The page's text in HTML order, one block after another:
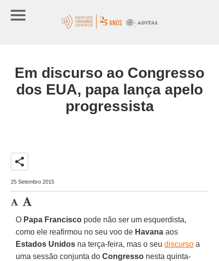
Em discurso ao Congresso
dos EUA, papa lança apelo
progressista
share
25 Setembro 2015
O Papa Francisco pode não ser um esquerdista,
como ele reafirmou no seu voo de Havana aos
Estados Unidos na terça-feira, mas o seudiscurso a
uma sessão conjunta doCongresso nesta quinta-